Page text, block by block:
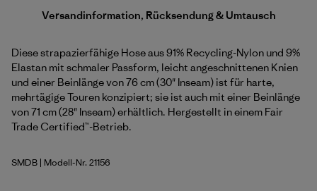
Versandinformation, Rücksendung & Umtausch
Diese strapazierfähige Hose aus 91% Recycling-Nylon und 9%
Elastan mit schmaler Passform, leicht angeschnittenen Knien
und einer Beinlänge von 76 cm (30" Inseam) ist für harte,
mehrtägige Touren konzipiert; sie ist auch mit einer Beinlänge
von 71 cm (28" Inseam) erhältlich. Hergestellt in einem Fair
Trade Certified™-Betrieb.
Smolder Blue
SMDB | Modell-Nr. 21156